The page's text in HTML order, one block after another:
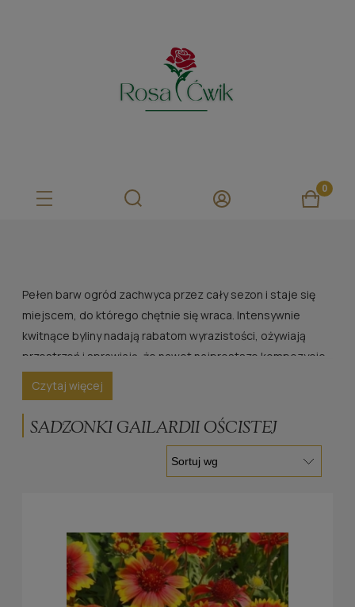
Pełen barw ogród zachwyca przez cały sezon i staje się
miejscem, do którego chętnie się wraca. Intensywnie
kwitnące byliny nadają rabatom wyrazistości, ożywiają
przestrzeń i sprawiają, że nawet najprostsze kompozycje
nabierają wyjątkowego charakteru. Jeśli zależy Państwu na
roślinach, które długo kwitną, są łatwe w uprawie i
doskonale radzą sobie na słonecznych stanowiskach,
gailardie ościste będą doskonałym wyborem. W naszym
asortymencie znajdą Państwo starannie
wyselekcjonowane sadzonki, które przez całe lato
oraz letni charakter.
Czytaj więcej
SADZONKI GAILARDII OŚCISTEJ